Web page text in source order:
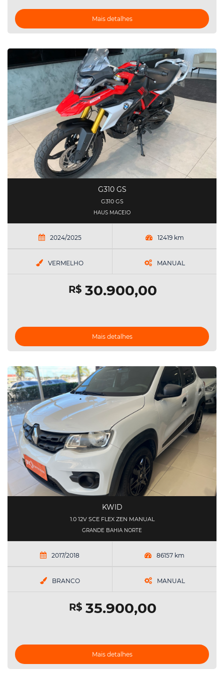
Mais detalhes
G310 GS
G310 GS
HAUS MACEIO
2024/2025 12419 km
VERMELHO MANUAL
R$30.900,00
Mais detalhes
KWID
1.0 12V SCE FLEX ZEN MANUAL
GRANDE BAHIA NORTE
2017/2018 86157 km
BRANCO MANUAL
R$35.900,00
Mais detalhes